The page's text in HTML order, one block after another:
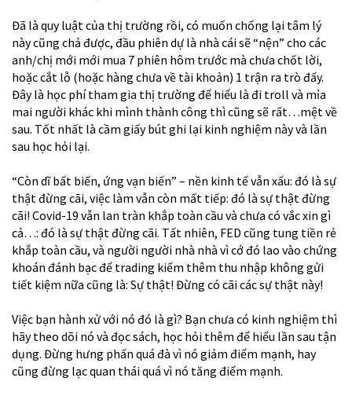
Đã là quy luật của thị trường rồi, có muốn chống lại tâm lý
này cũng chả được, đầu phiên dự là nhà cái sẽ “nện” cho các
anh/chị mới mới mua 7 phiên hôm trước mà chưa chốt lời,
hoặc cắt lỗ (hoặc hàng chưa về tài khoản) 1 trận ra trò đấy.
Đây là học phí tham gia thị trường để hiểu là đi troll và mỉa
mai người khác khi mình thành công thì cũng sẽ rất…mệt về
sau. Tốt nhất là cầm giấy bút ghi lại kinh nghiệm này và lần
sau học hỏi lại.
“Còn dĩ bất biến, ứng vạn biến” – nền kinh tế vẫn xấu: đó là sự
thật đừng cãi, việc làm vẫn còn mất tiếp: đó là sự thật đừng
cãi! Covid-19 vẫn lan tràn khắp toàn cầu và chưa có vắc xin gì
cả…: đó là sự thật đừng cãi. Tất nhiên, FED cũng tung tiền rẻ
khắp toàn cầu, và người người nhà nhà vì cớ đó lao vào chứng
khoán đánh bạc để trading kiếm thêm thu nhập không gửi
tiết kiệm nữa cũng là: Sự thật! Đừng có cãi các sự thật này!
Việc bạn hành xử với nó đó là gì? Bạn chưa có kinh nghiệm thì
hãy theo dõi nó và đọc sách, học hỏi thêm để hiểu lần sau tận
dụng. Đừng hưng phấn quá đà vì nó giảm điểm mạnh, hay
cũng đừng lạc quan thái quá vì nó tăng điểm mạnh.